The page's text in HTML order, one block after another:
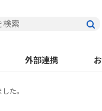
外部連携
た。